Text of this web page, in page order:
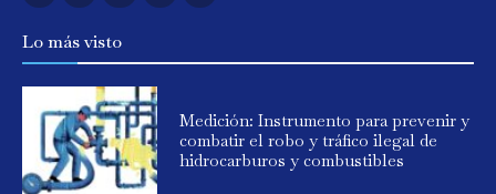
Lo más visto
Medición: Instrumento para prevenir y
combatir el robo y tráfico ilegal de
hidrocarburos y combustibles